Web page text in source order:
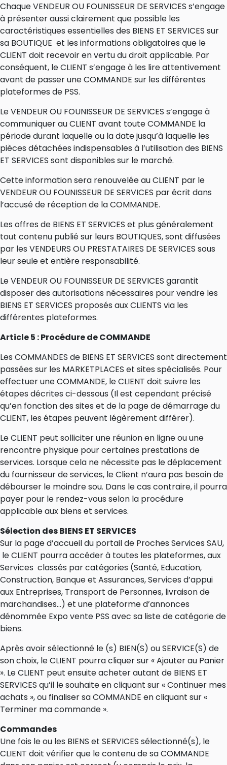
Chaque VENDEUR OU FOUNISSEUR DE SERVICES s’engage
à présenter aussi clairement que possible les
caractéristiques essentielles des BIENS ET SERVICES sur
sa BOUTIQUE et les informations obligatoires que le
CLIENT doit recevoir en vertu du droit applicable. Par
conséquent, le CLIENT s’engage à les lire attentivement
avant de passer une COMMANDE sur les différentes
plateformes de PSS.
Le VENDEUR OU FOUNISSEUR DE SERVICES s’engage à
communiquer au CLIENT avant toute COMMANDE la
période durant laquelle ou la date jusqu’à laquelle les
pièces détachées indispensables à l’utilisation des BIENS
ET SERVICES sont disponibles sur le marché.
Cette information sera renouvelée au CLIENT par le
VENDEUR OU FOUNISSEUR DE SERVICES par écrit dans
l’accusé de réception de la COMMANDE.
Les offres de BIENS ET SERVICES et plus généralement
tout contenu publié sur leurs BOUTIQUES, sont diffusées
par les VENDEURS OU PRESTATAIRES DE SERVICES sous
leur seule et entière responsabilité.
Le VENDEUR OU FOUNISSEUR DE SERVICES garantit
disposer des autorisations nécessaires pour vendre les
BIENS ET SERVICES proposés aux CLIENTS via les
différentes plateformes.
Article 5 : Procédure de COMMANDE
Les COMMANDES de BIENS ET SERVICES sont directement
passées sur les MARKETPLACES et sites spécialisés. Pour
effectuer une COMMANDE, le CLIENT doit suivre les
étapes décrites ci-dessous (Il est cependant précisé
qu’en fonction des sites et de la page de démarrage du
CLIENT, les étapes peuvent légèrement différer).
Le CLIENT peut solliciter une réunion en ligne ou une
rencontre physique pour certaines prestations de
services. Lorsque cela ne nécessite pas le déplacement
du fournisseur de services, le Client n’aura pas besoin de
débourser le moindre sou. Dans le cas contraire, il pourra
payer pour le rendez-vous selon la procédure
applicable aux biens et services.
Sélection des BIENS ET SERVICES
Sur la page d’accueil du portail de Proches Services SAU,
le CLIENT pourra accéder à toutes les plateformes, aux
Services classés par catégories (Santé, Education,
Construction, Banque et Assurances, Services d’appui
aux Entreprises, Transport de Personnes, livraison de
marchandises…) et une plateforme d’annonces
dénommée Expo vente PSS avec sa liste de catégorie de
biens.
Après avoir sélectionné le (s) BIEN(S) ou SERVICE(S) de
son choix, le CLIENT pourra cliquer sur « Ajouter au Panier
». Le CLIENT peut ensuite acheter autant de BIENS ET
SERVICES qu’il le souhaite en cliquant sur « Continuer mes
achats », ou finaliser sa COMMANDE en cliquant sur «
Terminer ma commande ».
Commandes
Une fois le ou les BIENS et SERVICES sélectionné(s), le
CLIENT doit vérifier que le contenu de sa COMMANDE